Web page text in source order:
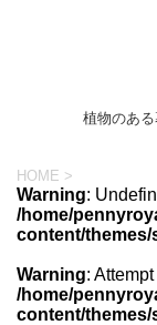
植物のあ
HOME >
Warning:
/home/
content/
Warning:
/home/
content/